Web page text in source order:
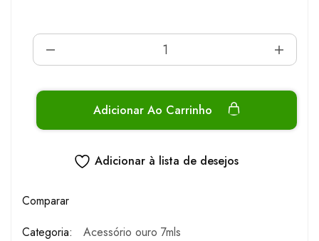
Adicionar Ao Carrinho
Adicionar à lista de desejos
Comparar
Categoria:
Acessório ouro 7mls